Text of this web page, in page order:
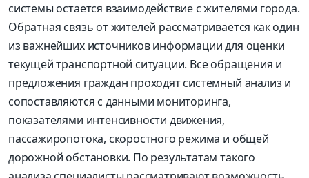
системы остается взаимодействие с жителями города.
Обратная связь от жителей рассматривается как один
из важнейших источников информации для оценки
текущей транспортной ситуации. Все обращения и
предложения граждан проходят системный анализ и
сопоставляются с данными мониторинга,
показателями интенсивности движения,
пассажиропотока, скоростного режима и общей
дорожной обстановки. По результатам такого